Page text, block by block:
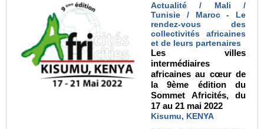
Actualité / Mali /
Tunisie / Maroc - Le
rendez-vous des
collectivités africaines
et de leurs partenaires
Les villes
intermédiaires
africaines au cœur de
la 9ème édition du
Sommet Africités, du
17 au 21 mai 2022
Kisumu, KENYA